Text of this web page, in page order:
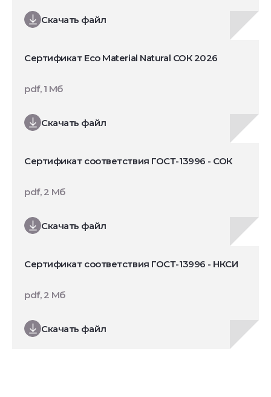
Скачать файл
Сертификат Eco Material Natural СОК 2026
Скачать файл
pdf, 1 Мб
Сертификат соответствия ГОСТ-13996 - СОК
Скачать файл
pdf, 2 Мб
Сертификат соответствия ГОСТ-13996 - НКСИ
Скачать файл
pdf, 2 Мб